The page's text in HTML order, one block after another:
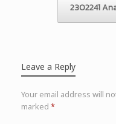
2302241
Leave a Reply
Your email address will
marked *